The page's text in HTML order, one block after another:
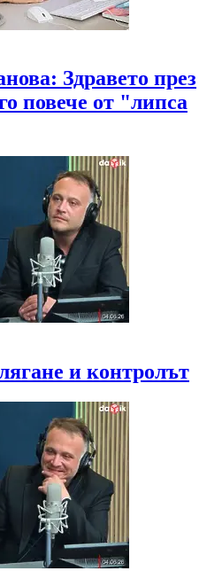
Здравето през
повече от "липса
и контролът